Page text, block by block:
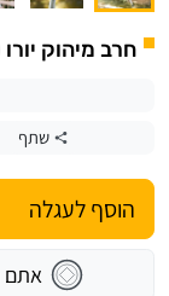
חרב מיהוק
שתף
הוסף לעגלה
אתם